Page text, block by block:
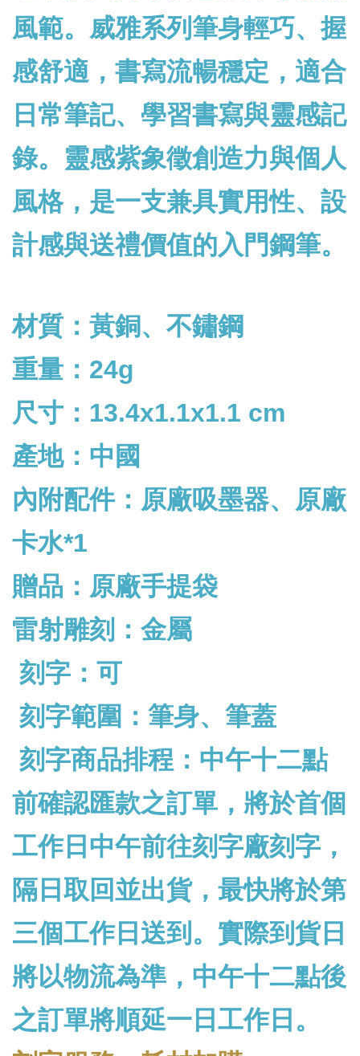
風範。威雅系列筆身輕巧、握
感舒適，書寫流暢穩定，適合
日常筆記、學習書寫與靈感記
錄。靈感紫象徵創造力與個人
風格，是一支兼具實用性、設
計感與送禮價值的入門鋼筆。
材質：黃銅、不鏽鋼
重量：24g
尺寸：13.4x1.1x1.1 cm
產地：中國
內附配件： 原廠吸墨器、原廠
卡水*1
贈品：原廠手提袋
雷射雕刻：金屬
刻字：可
刻字範圍：筆身、筆蓋
刻字商品排程：中午十二點
前確認匯款之訂單，將於首個
工作日中午前往刻字廠刻字，
隔日取回並出貨，最快將於第
三個工作日送到。實際到貨日
將以物流為準，中午十二點後
之訂單將順延一日工作日。